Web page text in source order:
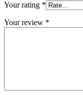
Your rating *
Your review *